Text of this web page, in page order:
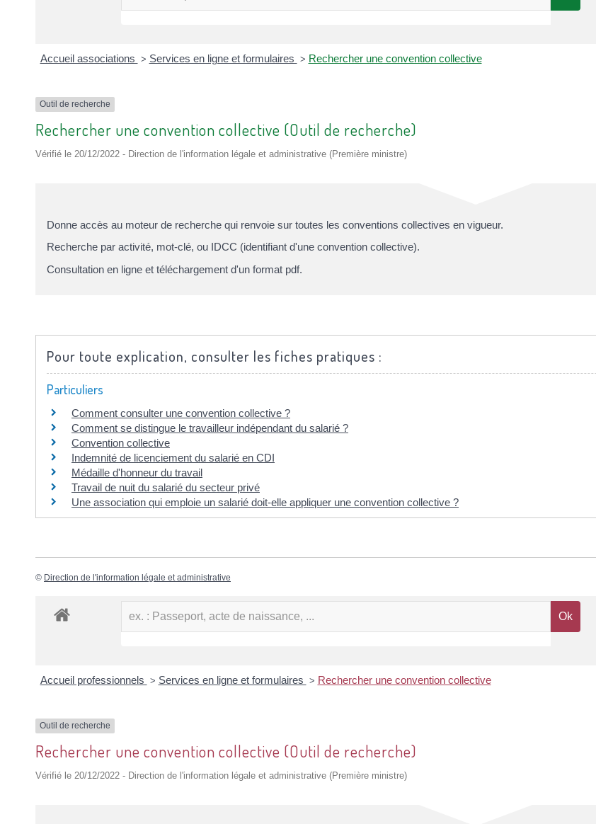
Accueil associations > Services en ligne et formulaires > Rechercher une convention collective
Outil de recherche
Rechercher une convention collective (Outil de recherche)
Vérifié le 20/12/2022 - Direction de l'information légale et administrative (Première ministre)
Donne accès au moteur de recherche qui renvoie sur toutes les conventions collectives en vigueur.
Recherche par activité, mot-clé, ou IDCC (identifiant d'une convention collective).
Consultation en ligne et téléchargement d'un format pdf.
Pour toute explication, consulter les fiches pratiques :
Particuliers
Comment consulter une convention collective ?
Comment se distingue le travailleur indépendant du salarié ?
Convention collective
Indemnité de licenciement du salarié en CDI
Médaille d'honneur du travail
Travail de nuit du salarié du secteur privé
Une association qui emploie un salarié doit-elle appliquer une convention collective ?
© Direction de l'information légale et administrative
Accueil professionnels > Services en ligne et formulaires > Rechercher une convention collective
Outil de recherche
Rechercher une convention collective (Outil de recherche)
Vérifié le 20/12/2022 - Direction de l'information légale et administrative (Première ministre)